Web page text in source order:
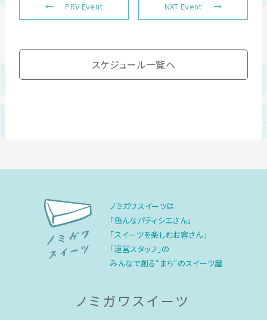
PRV Event NXT Event
スケジュール一覧へ
ノミガワスイーツは
「色んなパティシエさん」
「スイーツを楽しむお客さん」
「運営スタッフ」の
みんなで創る“まち”のスイーツ屋
ノミガワスイーツ